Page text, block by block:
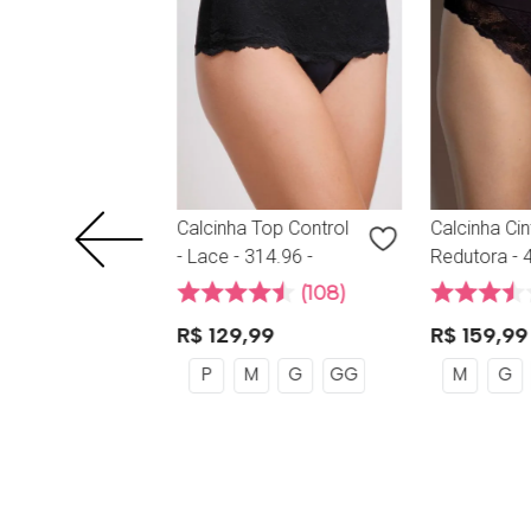
Calcinha Top Control
- Lace - 314.96 -
Preta
108
R$ 129,99
P M G GG
Calcinha
Redutora -
Lace - Preto
R$ 159,99
M G